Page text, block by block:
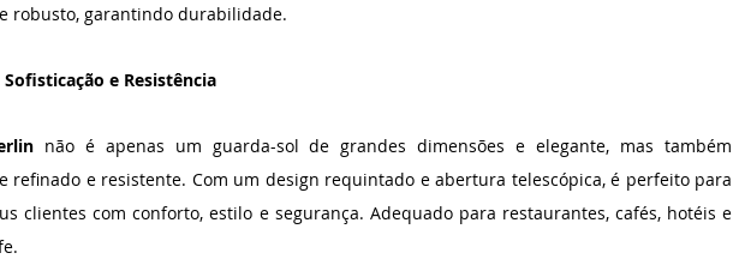
robusto, garantindo durabilidade.
Sofisticação e Resistência
não é apenas um guarda-sol de grandes dimensões e elegante, mas também
refinado e resistente. Com um design requintado e abertura telescópica, é perfeito para
clientes com conforto, estilo e segurança. Adequado para restaurantes, cafés, hotéis e